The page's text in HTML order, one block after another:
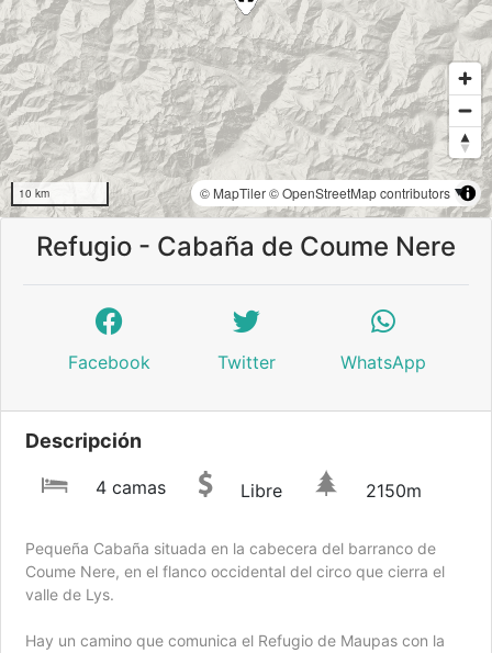
10 km © MapTiler© OpenStreetMap contributors
Refugio - Cabaña de Coume Nere
Facebook Twitter WhatsApp
Descripción
4 camas Libre 2150m
Pequeña Cabaña situada en la cabecera del barranco de
Coume Nere, en el flanco occidental del circo que cierra el
valle de Lys.
Hay un camino que comunica el Refugio de Maupas con la